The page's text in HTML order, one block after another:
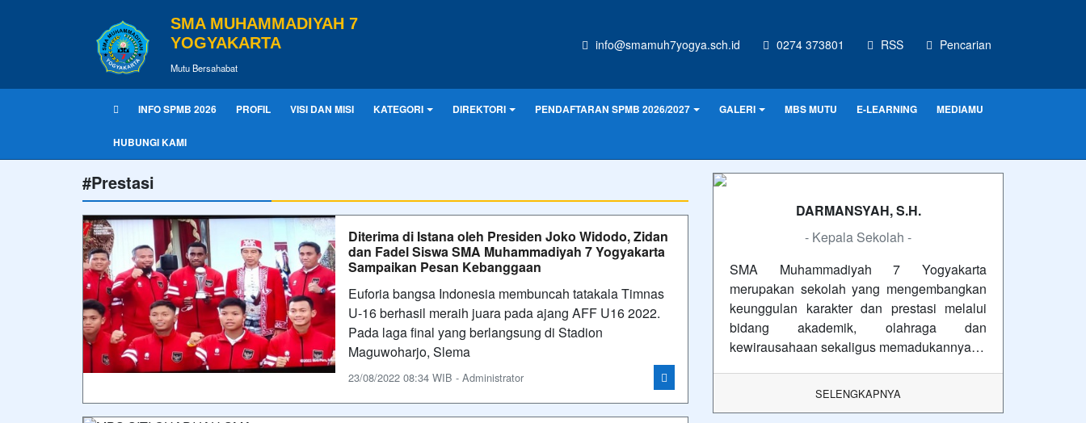
SMA MUHAMMADIYAH 7
YOGYAKARTA
Mutu Bersahabat
info@smamuh7yogya.sch.id 0274 373801 RSS Pencarian
INFO SPMB 2026 PROFIL VISI DAN MISI KATEGORI DIREKTORI PENDAFTARAN SPMB 2026/2027 GALERI MBS MUTU E-LEARNING MEDIAMU
HUBUNGI KAMI
#Prestasi
Diterima di Istana oleh Presiden Joko Widodo, Zidan
dan Fadel Siswa SMA Muhammadiyah 7 Yogyakarta
Sampaikan Pesan Kebanggaan
Euforia bangsa Indonesia membuncah tatakala Timnas
U-16 berhasil meraih juara pada ajang AFF U16 2022.
Pada laga final yang berlangsung di Stadion
Maguwoharjo, Slema
23/08/2022 08:34 WIB - Administrator
DARMANSYAH, S.H.
- Kepala Sekolah -
SMA Muhammadiyah 7 Yogyakarta
merupakan sekolah yang mengembangkan
keunggulan karakter dan prestasi melalui
bidang akademik, olahraga dan
kewirausahaan sekaligus memadukannya…
SELENGKAPNYA